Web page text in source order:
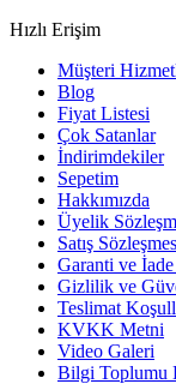
Hızlı Erişim
Müşteri
Blog
Fiyat Listesi
Çok Satanlar
İndirimdekiler
Sepetim
Hakkımızda
Üyelik
Satış
Garanti ve
Gizlilik ve
Teslimat
KVKK Metni
Video Galeri
Bilgi Toplumu